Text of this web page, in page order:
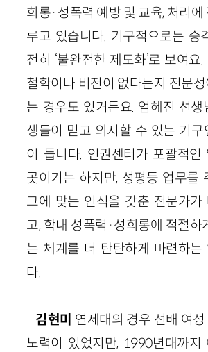
희롱·성폭력 예방 및 교육, 처리에
루고 있습니다. 기구적으로는 승
전히 ‘불완전한 제도화’로 보여요
철학이나 비전이 없다든지 전문
는 경우도 있거든요. 엄혜진 선생
생들이 믿고 의지할 수 있는 기구
이 듭니다. 인권센터가 포괄적인
곳이기는 하지만, 성평등 업무를
그에 맞는 인식을 갖춘 전문가가
고, 학내 성폭력·성희롱에 적절하
는 체계를 더 탄탄하게 마련하는
다.
김현미 연세대의 경우 선배 여
노력이 있었지만, 1990년대까지